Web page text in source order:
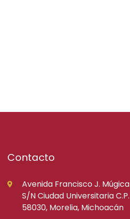
Contacto
Avenida Francisco J. Múgica
S/N Ciudad Universitaria C.P.
58030, Morelia, Michoacán